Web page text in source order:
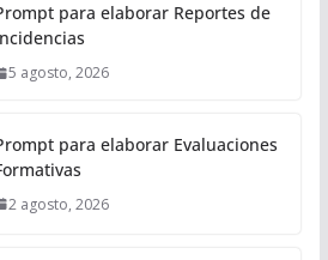
para elaborar Reportes de
5 agosto, 2026
para elaborar Evaluaciones
2 agosto, 2026